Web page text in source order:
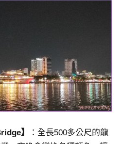
】
：全長500多公尺的龍